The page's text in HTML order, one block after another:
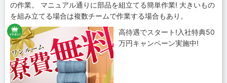
の作業。 マニュアル通りに部品を組立てる簡単作業! 大きいもの
を組み立てる場合は複数チームで作業する場合もあり。
高待遇でスタート!入社特典50
万円キャンペーン実施中!